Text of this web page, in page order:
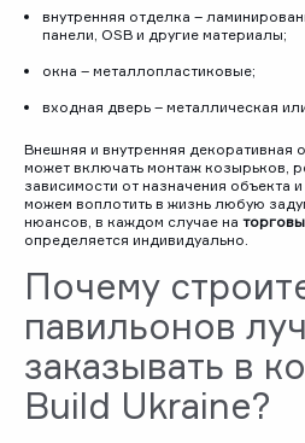
внутренняя отделка –
панели, OSB и другие материалы;
окна – металлопластиковые;
входная дверь – металлическая
Внешняя и внутренняя декоративная
может включать монтаж козырьков,
зависимости от назначения объекта
можем воплотить в жизнь любую
нюансов, в каждом случае на
определяется индивидуально.
Почему
павильонов
заказывать в
Build Ukraine?